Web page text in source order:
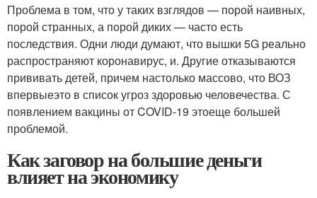
Проблема в том, что у таких взглядов — порой наивных,
порой странных, а порой диких — часто есть
последствия. Одни люди думают, что вышки 5G реально
распространяют коронавирус, и. Другие отказываются
прививать детей, причем настолько массово, что ВОЗ
впервыеэто в список угроз здоровью человечества. С
появлением вакцины от COVID-19 этоеще большей
проблемой.
Как заговор на большие деньги
влияет на экономику